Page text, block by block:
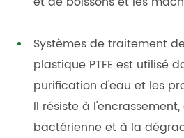
Systèmes de traitement
plastique PTFE est utilisé
purification d'eau et les
Il résiste à
bactérienne et à la